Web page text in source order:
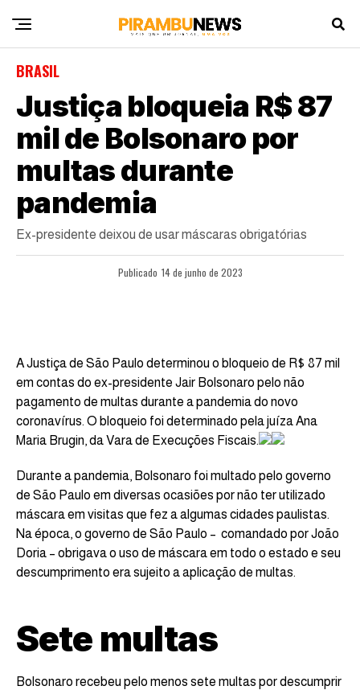
BRASIL
Justiça bloqueia R$ 87
mil de Bolsonaro por
multas durante
pandemia
Ex-presidente deixou de usar máscaras obrigatórias
Publicado 14 de junho de 2023
A Justiça de São Paulo determinou o bloqueio de R$ 87 mil
em contas do ex-presidente Jair Bolsonaro pelo não
pagamento de multas durante a pandemia do novo
coronavírus. O bloqueio foi determinado pela juíza Ana
Maria Brugin, da Vara de Execuções Fiscais.
Durante a pandemia, Bolsonaro foi multado pelo governo
de São Paulo em diversas ocasiões por não ter utilizado
máscara em visitas que fez a algumas cidades paulistas.
Na época, o governo de São Paulo – comandado por João
Doria – obrigava o uso de máscara em todo o estado e seu
descumprimento era sujeito a aplicação de multas.
Sete multas
Bolsonaro recebeu pelo menos sete multas por descumprir